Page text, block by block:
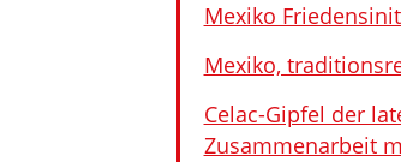
Mexiko
Mexiko,
Celac-Gipfel der
Zusammenarbeit